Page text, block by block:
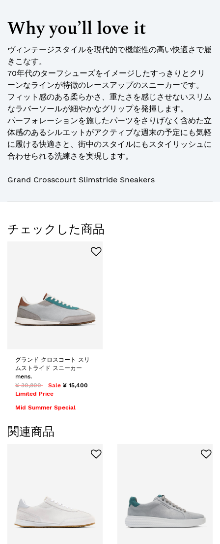
Why you’ll love it
ヴィンテージスタイルを現代的で機能性の高い快適さで履
きこなす。
70年代のターフシューズをイメージしたすっきりとクリ
ーンなラインが特徴のレースアップのスニーカーです。
フィット感のある柔らかさ、重たさを感じさせないスリム
なラバーソールが細やかなグリップを発揮します。
パーフォレーションを施したパーツをさりげなく含めた立
体感のあるシルエットがアクティブな週末の予定にも気軽
に履ける快適さと、街中のスタイルにもスタイリッシュに
合わせられる洗練さを実現します。
Grand Crosscourt Slimstride Sneakers
チェックした商品
グランド クロスコート スリ
ムストライド スニーカー
mens.
¥ 30,800
Sale ¥ 15,400
Limited Price
Mid Summer Special
関連商品